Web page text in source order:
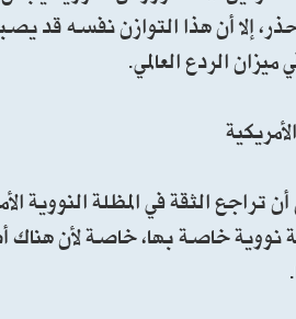
إلا أن هذا التوازن نفسه قد
الردع العالمي.
تراجع الثقة في المظلة
نووية خاصة بها، خاصة لأن هناك